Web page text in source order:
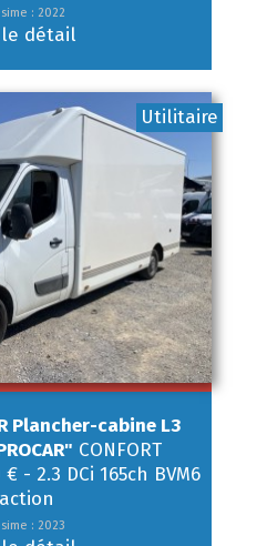
: 2022
détail
Utilitaire
Plancher-cabine L3
CONFORT
€- 2.3 DCi 165ch BVM6
: 2023